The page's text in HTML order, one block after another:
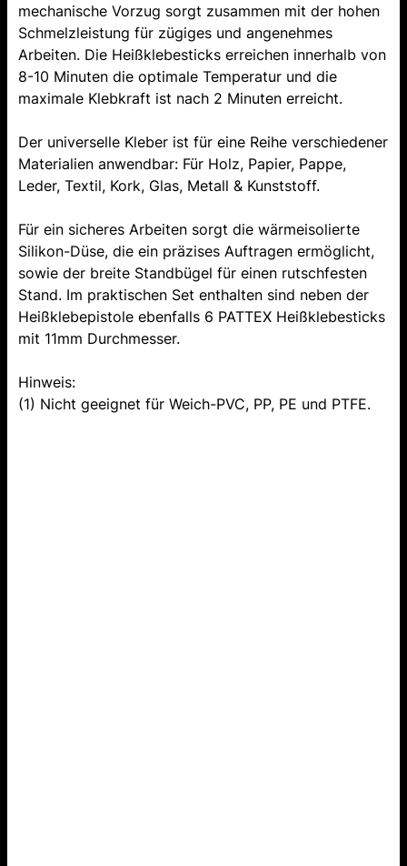
mechanische Vorzug sorgt zusammen mit der hohen
Schmelzleistung für zügiges und angenehmes
Arbeiten. Die Heißklebesticks erreichen innerhalb von
8-10 Minuten die optimale Temperatur und die
maximale Klebkraft ist nach 2 Minuten erreicht.
Der universelle Kleber ist für eine Reihe verschiedener
Materialien anwendbar: Für Holz, Papier, Pappe,
Leder, Textil, Kork, Glas, Metall & Kunststoff.
Für ein sicheres Arbeiten sorgt die wärmeisolierte
Silikon-Düse, die ein präzises Auftragen ermöglicht,
sowie der breite Standbügel für einen rutschfesten
Stand. Im praktischen Set enthalten sind neben der
Heißklebepistole ebenfalls 6 PATTEX Heißklebesticks
mit 11mm Durchmesser.
Hinweis:
(1) Nicht geeignet für Weich-PVC, PP, PE und PTFE.